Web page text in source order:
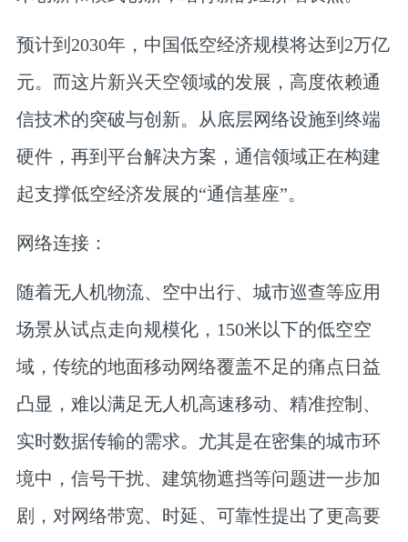
预计到2030年，中国低空经济规模将达到2万亿
元。而这片新兴天空领域的发展，高度依赖通
信技术的突破与创新。从底层网络设施到终端
硬件，再到平台解决方案，通信领域正在构建
起支撑低空经济发展的“通信基座”。
网络连接：
随着无人机物流、空中出行、城市巡查等应用
场景从试点走向规模化，150米以下的低空空
域，传统的地面移动网络覆盖不足的痛点日益
凸显，难以满足无人机高速移动、精准控制、
实时数据传输的需求。尤其是在密集的城市环
境中，信号干扰、建筑物遮挡等问题进一步加
剧，对网络带宽、时延、可靠性提出了更高要